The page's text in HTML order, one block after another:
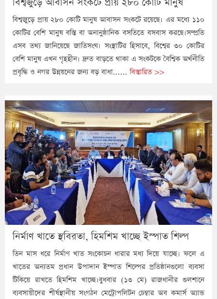
বিশ্বজুড়ে প্রায় ২৮০ কোটি মানুষ আবাসন সংকটে রয়েছে। এর মধ্যে ১১০
কোটির বেশি মানুষ বস্তি বা অনানুষ্ঠানিক বসতিতে বসবাস করছে।সম্প্রতি
এসব তথ্য জানিয়েছে জাতিসংঘ। সংস্থাটির হিসাবে, বিশ্বের ৩০ কোটির
বেশি মানুষ এখন গৃহহীন। দ্রুত বাড়তে থাকা এ সংকটকে বৈশ্বিক অর্থনীতি
প্রবৃদ্ধি ও নগর উন্নয়নের জন্য বড় বাধা......বিস্তারিত >>
নির্মাণ খাতে স্থবিরতা, হিমশিম খাচ্ছে ইস্পাত শিল্প
তিন মাস ধরে নির্মাণ খাত সংকোচন ধারার মধ্য দিয়ে যাচ্ছে। ফলে এ
খাতের অন্যতম প্রধান উপাদান ইস্পাত শিল্পের প্রতিষ্ঠানগুলো ব্যবসা
টিকিয়ে রাখতে হিমশিম খাচ্ছে।বুধবার (১৩ মে) রাজধানীর গুলশানে
ব্যবসায়ীদের শীর্ষস্থানীয় সংগঠন মেট্রোপলিটন চেম্বার অব কমার্স অ্যান্ড